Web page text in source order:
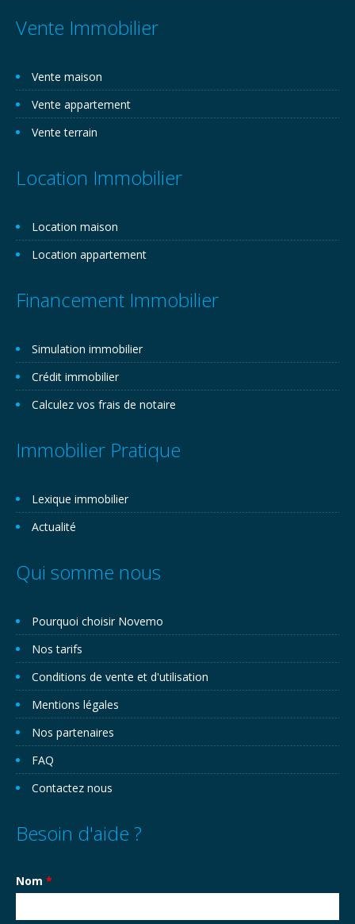
Vente Immobilier
Vente maison
Vente appartement
Vente terrain
Location Immobilier
Location maison
Location appartement
Financement Immobilier
Simulation immobilier
Crédit immobilier
Calculez vos frais de notaire
Immobilier Pratique
Lexique immobilier
Actualité
Qui somme nous
Pourquoi choisir Novemo
Nos tarifs
Conditions de vente et d'utilisation
Mentions légales
Nos partenaires
FAQ
Contactez nous
Besoin d'aide ?
Nom *